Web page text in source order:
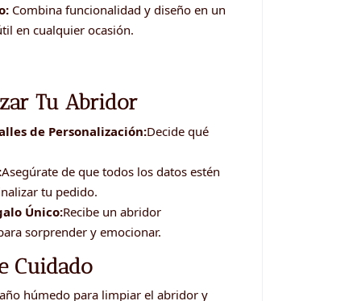
Combina funcionalidad y diseño en un
en cualquier ocasión.
Tu Abridor
de Personalización:Decide qué
Asegúrate de que todos los datos estén
tu pedido.
Único:Recibe un abridor
sorprender y emocionar.
Cuidado
húmedo para limpiar el abridor y